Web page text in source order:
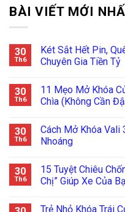
BÀI VIẾT MỚI
30
Th6
Két Sắt Hết Pin,
Chuyên Gia Tiền Tỷ
30
Th6
11 Mẹo Mở Khóa
Chìa (Không Cần
30
Th6
Cách Mở Khóa Vali
Nhoáng
30
Th6
15 Tuyệt Chiêu
Chị” Giúp Xe Của
Trẻ Nhỏ Khóa Trái